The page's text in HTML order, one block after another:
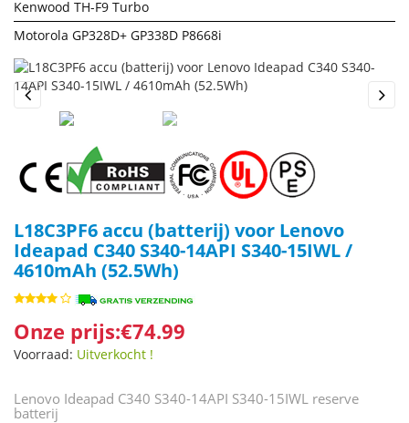
Kenwood TH-F9 Turbo
Motorola GP328D+ GP338D P8668i
Previous
L18C3PF6 accu (batterij) voor Lenovo
Ideapad C340 S340-14API S340-15IWL /
4610mAh (52.5Wh)
Onze prijs:€74.99
Voorraad: Uitverkocht !
Lenovo Ideapad C340 S340-14API S340-15IWL reserve
batterij